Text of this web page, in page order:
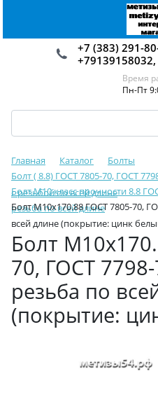
+7 (383) 291-
+79139158032,
Время
Пн-Пт
Главная Каталог
Болты
Болт ( 8.8) ГОСТ 7805-70, ГОСТ
с резьбой по всей длине
Болт М10 класс прочности 8.8
резьба по всей длине
Болт М10х170.88 ГОСТ 7805-70,
всей длине (покрытие: цинк
Болт
70, ГОСТ
резьба по
(покрытие: